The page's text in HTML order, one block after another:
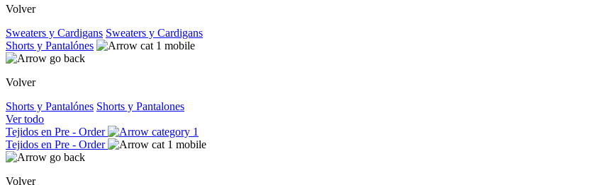
Volver
Sweaters y Cardigans Sweaters y Cardigans
Shorts y Pantalónes
Volver
Shorts y Pantalónes Shorts y Pantalones
Ver todo
Tejidos en Pre - Order
Tejidos en Pre - Order
Volver